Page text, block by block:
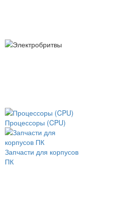
Процессоры (CPU)
Запчасти для корпусов
ПК